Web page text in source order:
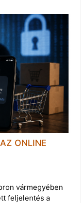
ONLINE
vármegyében
feljelentés a